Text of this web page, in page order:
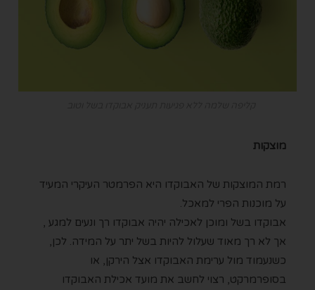
מוצקות
רמת המוצקות של האבוקדו היא הפרמטר העיקרי המעיד
על מוכנות הפרי למאכל.
אבוקדו בשל ומוכן לאכילה יהיה אבוקדו רך ונעים למגע ,
אך לא רך מאוד שעלול להיות בשל יתר על המידה. לכן,
כשנעמוד מול ערימת האבוקדו אצל הירקן, או
בסופרמרקט, רצוי לחשב את מועד אכילת האבוקדו